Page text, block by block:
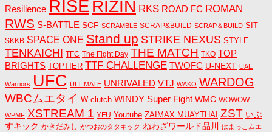
Resilience RISE RIZIN RKS ROAD FC ROMAN
RWS S-BATTLE SCF SCRAMBLE SCRAP&BUILD SCRAP＆BUILD SIT
SKKB SPACE ONE Stand up STRIKE NEXUS STYLE
TENKAICHI TFC The Fight Day THE MATCH TKO TOP
BRIGHTS TOPTIER TTF CHALLENGE TWOFC U-NEXT UAE
Warriors UFC ULTIMATE UNRIVALED VTJ WAKO WARDOG
WBCムエタイ W clutch WINDY Super Fight WMC WOWOW
WPMF XSTREAM 1 YFU Youtube ZAIMAX MUAYTHAI ZST いぶ
すキック かきだみし かつおのタタキック ねわざワールド品川
はまっこムエ